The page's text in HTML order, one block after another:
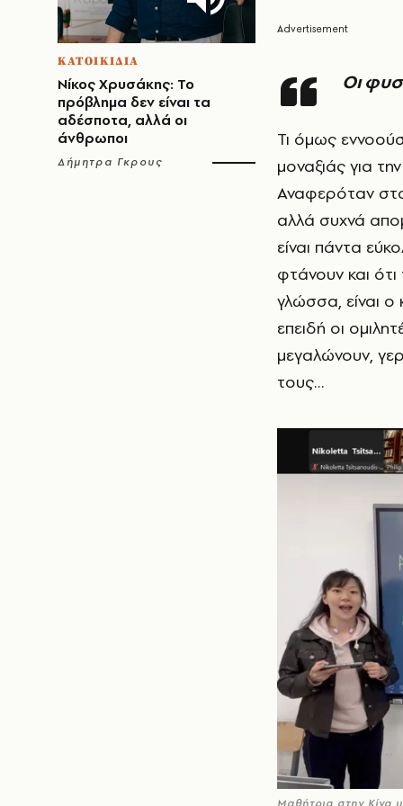
ΚΑΤΟΙΚΙΔΙΑ
Νίκος Χρυσάκης: Το
πρόβλημα δεν είναι τα
αδέσποτα, αλλά οι
άνθρωποι
Δήμητρα Γκρους
Οι
Τι όμως
μοναξιάς για
Αναφερόταν στο
αλλά συχνά
είναι πάντα
φτάνουν και ότι
γλώσσα, είναι ο
επειδή οι
μεγαλώνουν,
τους…